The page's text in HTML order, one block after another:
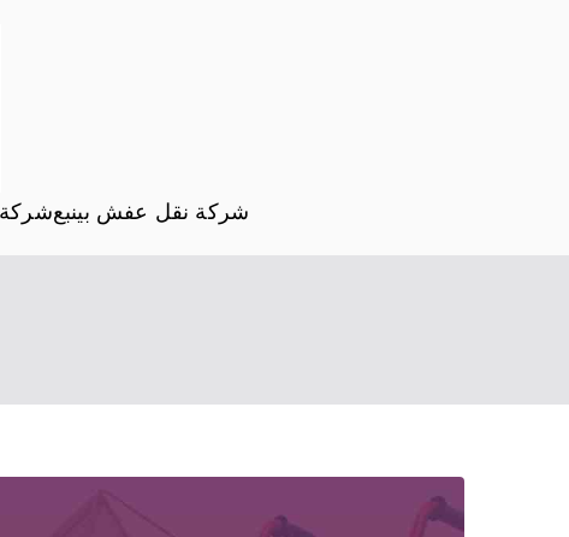
شركة نقل عفش بينبعشركة